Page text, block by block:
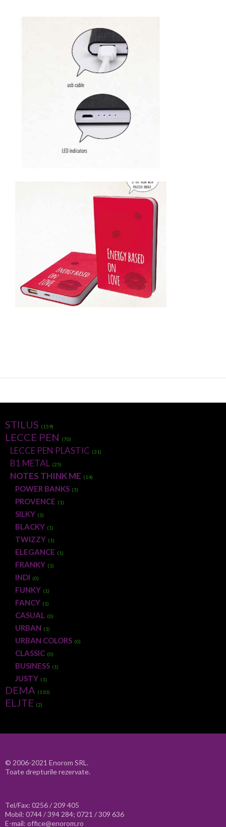
STILUS (159)
LECCE PEN (70)
LECCE PEN PLASTIC (31)
B1 METAL (25)
NOTES THINK ME (14)
POWER BANKS (3)
PROVENCE (1)
SILKY (1)
BLACKY (1)
TWIZZY (1)
ELEGANCE (1)
FRANKY (1)
INDI (0)
FUNKY (1)
FANCY (1)
CASUAL (0)
URBAN (1)
URBAN COLORS (0)
CLASSIC (0)
BUSINESS (1)
JUSTY (1)
DEMA (110)
ELJTE (2)
© 2006-2021 Enorom SRL.
Toate drepturile rezervate.
Tel/Fax: 0256 / 209 405
Mobil: 0744 / 394 284; 0721 / 309 636
E-mail: office@enorom.ro